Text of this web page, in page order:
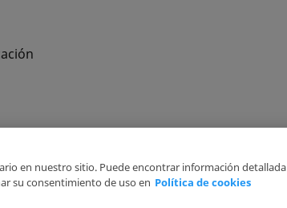
2026
en nuestro sitio. Puede encontrar información detallada
su consentimiento de uso en Política de cookies